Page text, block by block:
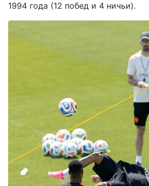
1994 года (12 побед и 4 ничьи).